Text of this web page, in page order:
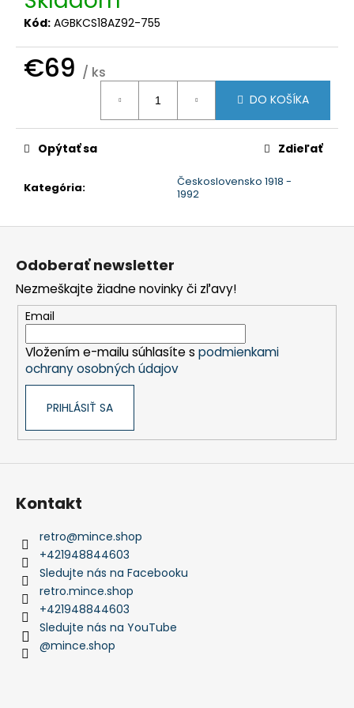
Kód: AGBKCS18AZ92-755
€69 / ks
DO KOŠÍKA
Kategória:
Československo 1918 -
1992
Opýtať sa Zdieľať
a
e
Z
Odoberať newsletter
Nezmeškajte žiadne novinky či zľavy!
Email
Vložením e-mailu súhlasíte s podmienkami
ochrany osobných údajov
PRIHLÁSIŤ SA
Kontakt
retro@mince.shop
+421948844603
Sledujte nás na Facebooku
retro.mince.shop
+421948844603
Sledujte nás na YouTube
@mince.shop